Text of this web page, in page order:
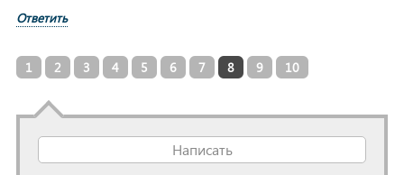
Ответить
1 2 3 4 5 6 7 8 9 10
Написать